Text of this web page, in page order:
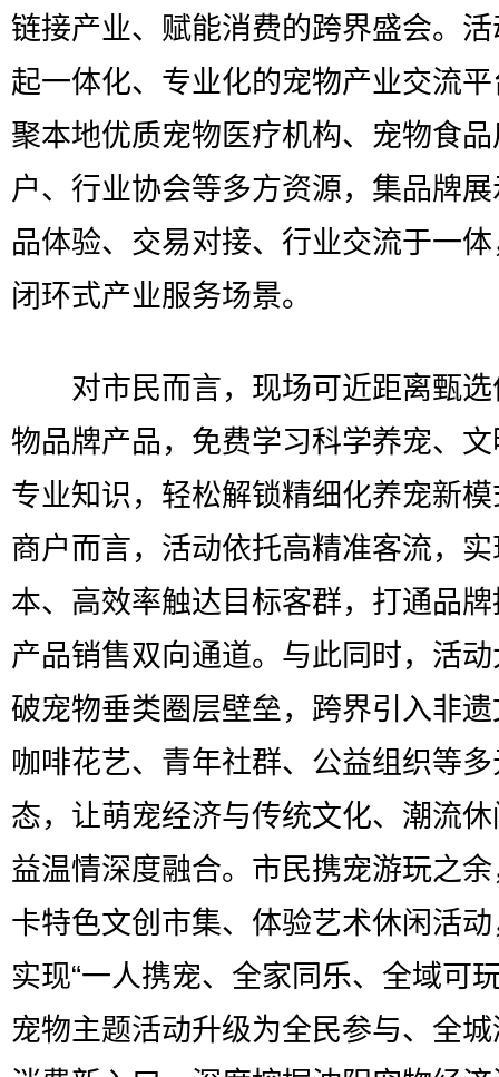
链接产业、赋能消费的跨界盛会。
起一体化、专业化的宠物产业交流
聚本地优质宠物医疗机构、宠物食
户、行业协会等多方资源，集品牌
品体验、交易对接、行业交流于一
闭环式产业服务场景。
对市民而言，现场可近距离甄选
物品牌产品，免费学习科学养宠、
专业知识，轻松解锁精细化养宠新
商户而言，活动依托高精准客流，
本、高效率触达目标客群，打通品
产品销售双向通道。与此同时，活
破宠物垂类圈层壁垒，跨界引入非
咖啡花艺、青年社群、公益组织等
态，让萌宠经济与传统文化、潮流
益温情深度融合。市民携宠游玩之
卡特色文创市集、体验艺术休闲活
实现“一人携宠、全家同乐、全域可
宠物主题活动升级为全民参与、全